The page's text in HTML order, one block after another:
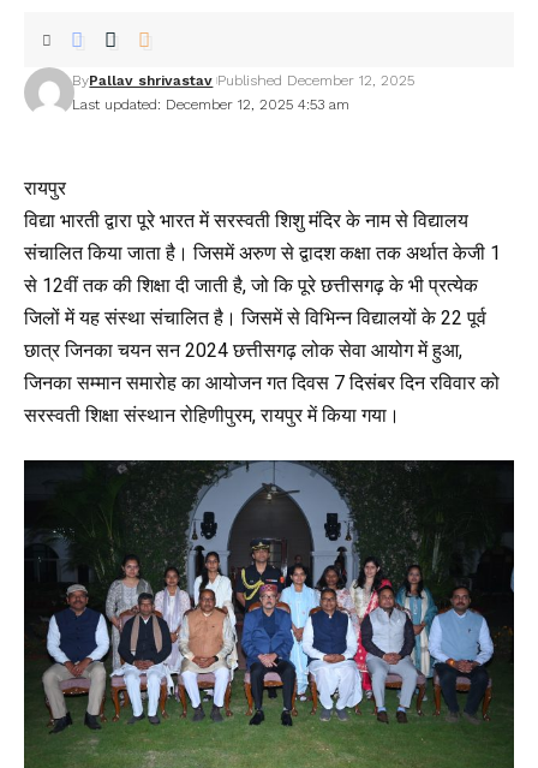
Last updated: December 12, 2025 4:53 am
ByPallav shrivastav Published December 12, 2025
रायपुर
विद्या भारती द्वारा पूरे भारत में सरस्वती शिशु मंदिर के नाम से विद्यालय
संचालित किया जाता है। जिसमें अरुण से द्वादश कक्षा तक अर्थात केजी 1
से 12वीं तक की शिक्षा दी जाती है, जो कि पूरे छत्तीसगढ़ के भी प्रत्येक
जिलों में यह संस्था संचालित है। जिसमें से विभिन्न विद्यालयों के 22 पूर्व
छात्र जिनका चयन सन 2024 छत्तीसगढ़ लोक सेवा आयोग में हुआ,
जिनका सम्मान समारोह का आयोजन गत दिवस 7 दिसंबर दिन रविवार को
सरस्वती शिक्षा संस्थान रोहिणीपुरम, रायपुर में किया गया।